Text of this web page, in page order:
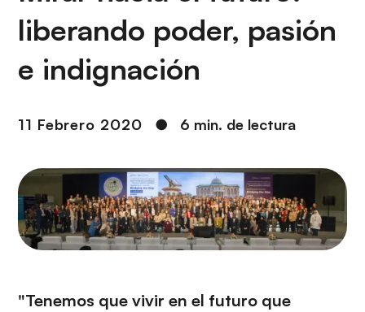
o
v
e
g
a
ó
liberando poder, pasión
e indignación
11 Febrero 2020 ● 6 min. de lectura
"Tenemos que vivir en el futuro que